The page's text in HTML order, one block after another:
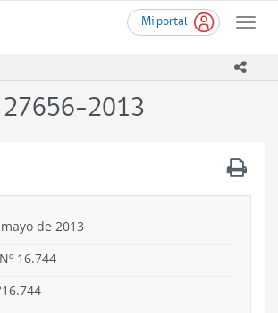
Mi portal
Toggle
27656-2013
de 2013
16.744